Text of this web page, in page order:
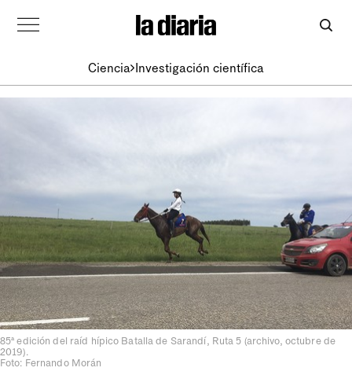
Ciencia Investigación científica
85ª edición del raíd hípico Batalla de Sarandí, Ruta 5 (archivo, octubre de
2019).
Foto: Fernando Morán